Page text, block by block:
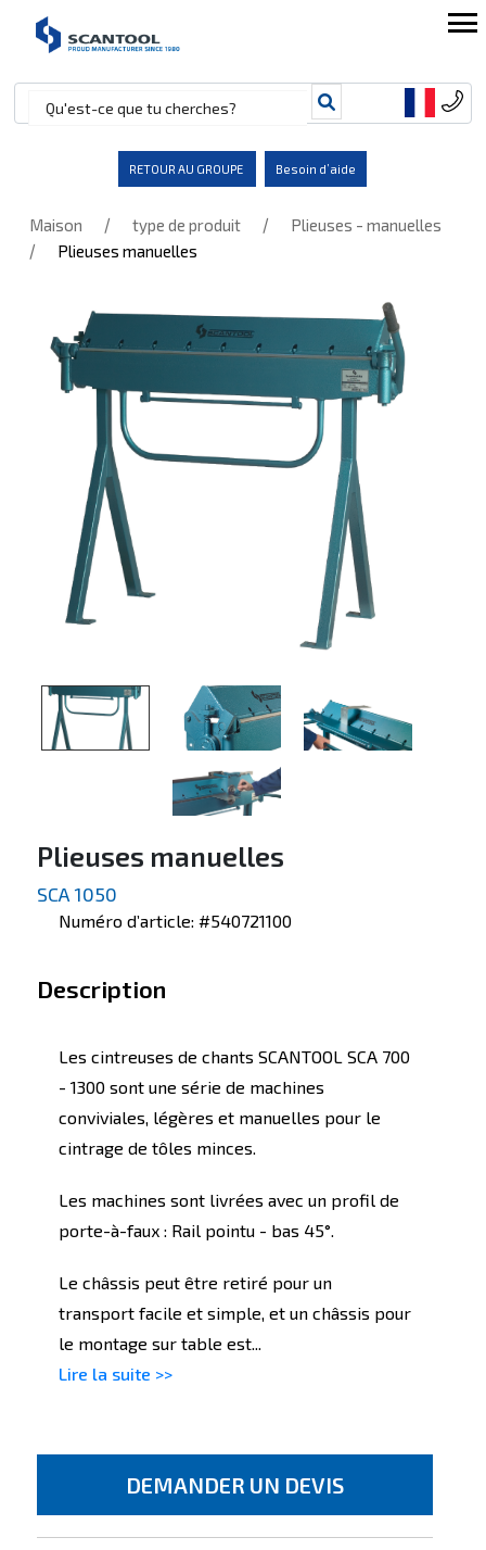
RETOUR AU GROUPE Besoin d’aide
Maison / type de produit / Plieuses - manuelles
/ Plieuses manuelles
Plieuses manuelles
SCA 1050
Numéro d’article: #540721100
Description
Les cintreuses de chants SCANTOOL SCA 700
- 1300 sont une série de machines
conviviales, légères et manuelles pour le
cintrage de tôles minces.
Les machines sont livrées avec un profil de
porte-à-faux : Rail pointu - bas 45°.
Le châssis peut être retiré pour un
transport facile et simple, et un châssis pour
le montage sur table est...
Lire la suite >>
DEMANDER UN DEVIS